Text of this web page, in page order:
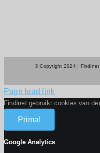
© Copyright 2024 | Findinet
Page load link
Findinet gebruikt cookies van
Prima!
Google Analytics